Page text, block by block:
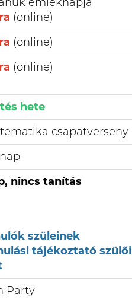
(online)
(online)
(online)
hete
csapatverseny
nincs tanítás
szüleinek
tájékoztató szülői
Party